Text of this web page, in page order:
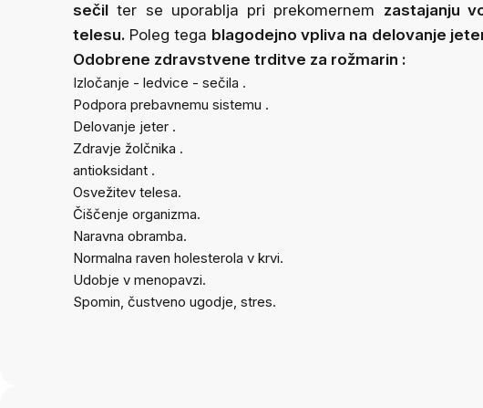
sečil ter se uporablja pri prekomernem zastajanju
telesu. Poleg tega blagodejno vpliva na delovanje
Odobrene zdravstvene trditve za rožmarin :
Izločanje - ledvice - sečila .
Podpora prebavnemu sistemu .
Delovanje jeter .
Zdravje žolčnika .
antioksidant .
Osvežitev telesa.
Čiščenje organizma.
Naravna obramba.
Normalna raven holesterola v krvi.
Udobje v menopavzi.
Spomin, čustveno ugodje, stres.